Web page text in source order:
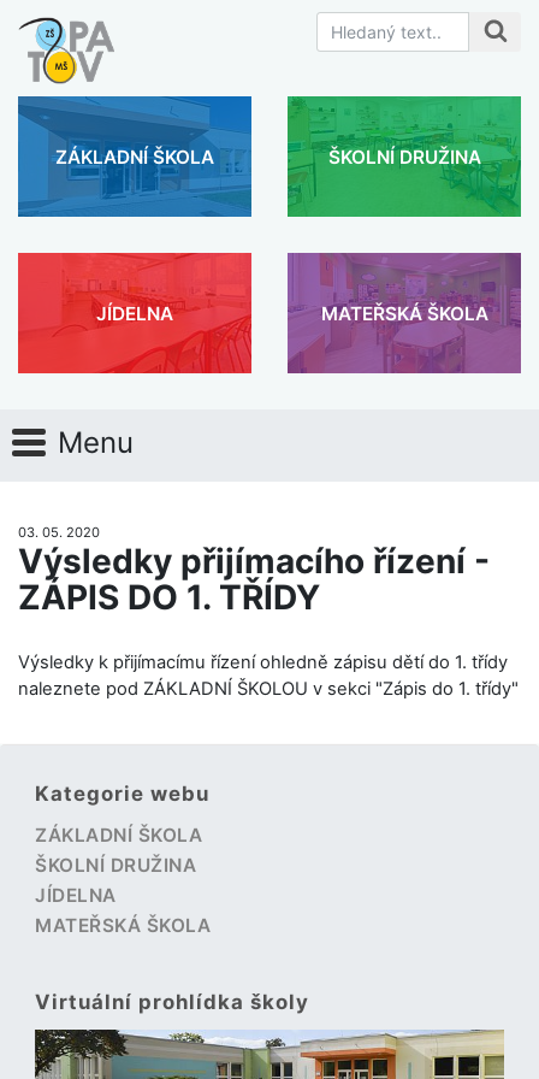
ZÁKLADNÍ ŠKOLA ŠKOLNÍ DRUŽINA
JÍDELNA MATEŘSKÁ ŠKOLA
Menu
03. 05. 2020
Výsledky přijímacího řízení -
ZÁPIS DO 1. TŘÍDY
Výsledky k přijímacímu řízení ohledně zápisu dětí do 1. třídy
naleznete pod ZÁKLADNÍ ŠKOLOU v sekci "Zápis do 1. třídy"
Kategorie webu
ZÁKLADNÍ ŠKOLA
ŠKOLNÍ DRUŽINA
JÍDELNA
MATEŘSKÁ ŠKOLA
Virtuální prohlídka školy